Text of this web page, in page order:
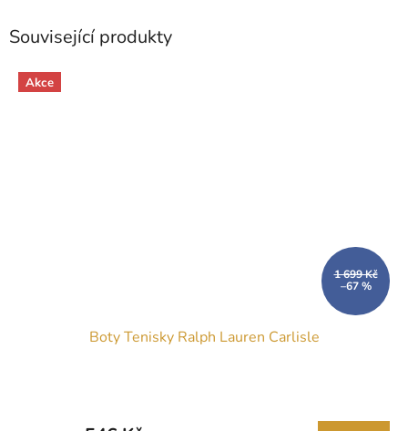
Související produkty
Akce
1 699 Kč
–67 %
Boty Tenisky Ralph Lauren Carlisle